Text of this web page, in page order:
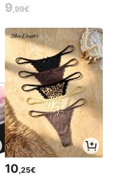
9,99€
10,25€